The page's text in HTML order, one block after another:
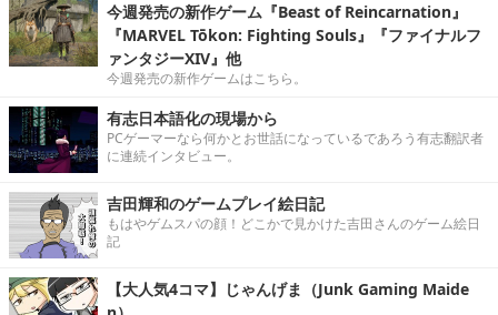
今週発売の新作ゲーム『Beast of Reincarnation』
『MARVEL Tōkon: Fighting Souls』『ファイナルフ
ァンタジーXIV』他
今週発売の新作ゲームはこちら。
有志日本語化の現場から
PCゲーマーなら何かとお世話になっているであろう有志翻訳者
に連続インタビュー。
吉田輝和のゲームプレイ絵日記
もはやゲムスパの顔！どこかで見かけた吉田さんのゲーム絵日
記
【大人気4コマ】じゃんげま（Junk Gaming Maide